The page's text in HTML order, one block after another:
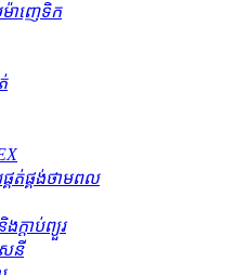
ម៉ាញេទិក
គត់ផ្គង់ថាមពល
ក្ដាប់ព្យួរ
សនី